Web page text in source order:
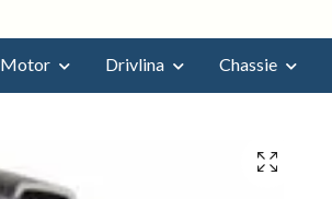
Motor Drivlina Chassie